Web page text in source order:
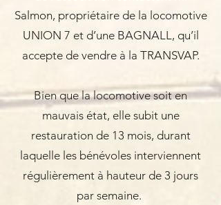
Salmon, propriétaire de la locomotive
UNION 7 et d’une BAGNALL, qu’il
accepte de vendre à la TRANSVAP.
Bien que la locomotive soit en
mauvais état, elle subit une
restauration de 13 mois, durant
laquelle les bénévoles interviennent
régulièrement à hauteur de 3 jours
par semaine.